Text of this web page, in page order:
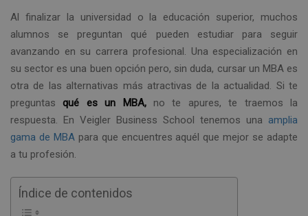
Al finalizar la universidad o la educación superior, muchos
alumnos se preguntan qué pueden estudiar para seguir
avanzando en su carrera profesional. Una especialización en
su sector es una buen opción pero, sin duda, cursar un MBA es
otra de las alternativas más atractivas de la actualidad. Si te
preguntasqué es un MBA,no te apures, te traemos la
respuesta. En Veigler Business School tenemos una amplia
gama de MBApara que encuentres aquél que mejor se adapte
a tu profesión.
Índice de contenidos